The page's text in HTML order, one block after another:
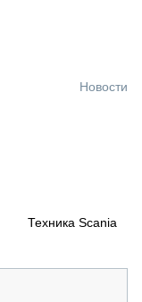
Новости
Техника Scania